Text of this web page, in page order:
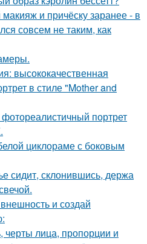
и причёску заранее - в
совсем не таким, как
высококачественная
в стиле "Mother and
портрет
циклораме с боковым
сидит, склонившись, держа
и создай
черты лица, пропорции и